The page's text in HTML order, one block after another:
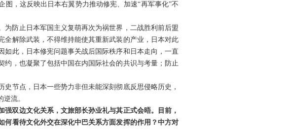
，这反映出日本右翼势力推动修宪、加速“再军事化”不
为防止日本军国主义复萌再次为祸世界，二战胜利前后盟
全解除武装，不得维持能使其重新武装的产业，日本对此
此，日本修宪问题事关战后国际秩序和日本走向，一直
，也凝聚了包括中国在内国际社会的共识与考量；防止
节点，日本一些势力非但未能深刻彻底反思侵略历史，
流。
双边文化关系，文旅部长孙业礼与其正式会晤。目前，
何看待文化外交在深化中巴关系方面发挥的作用？中方对